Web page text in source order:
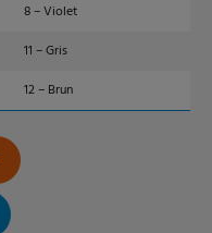
8 – Violet
11 – Gris
12 – Brun